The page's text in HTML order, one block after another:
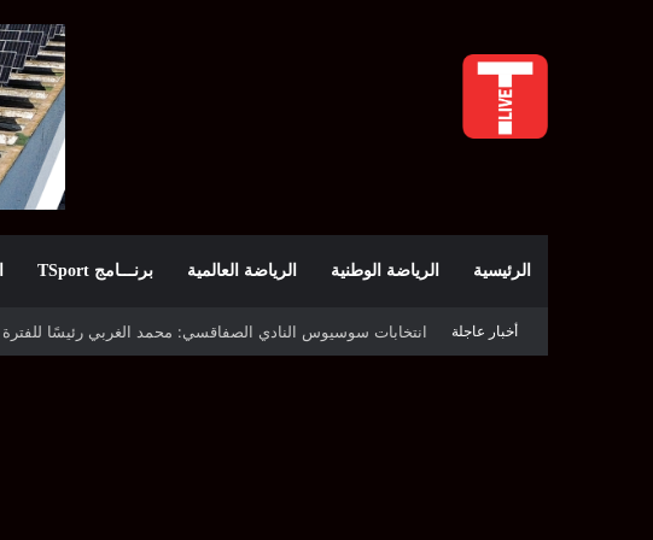
الرئيسية الرياضة الوطنية الرياضة العالمية برنـــامج TSport
أخبار عاجلة